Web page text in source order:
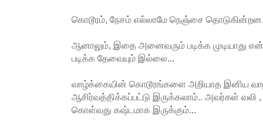
கொடூரம், நேசம் எல்லாமே நெஞ்சை
ஆனாலும், இதை அனைவரும் படிக்க முடியாது
படிக்க தேவையும் இல்லை...
வாழ்க்கையின் கொடூரங்களை அறியாத இனிய
ஆசிர்வத்திக்கப்பட்டு இருக்கலாம்.. அவர்கள் வலி ,
கொள்வது கஷ்டமாக இருக்கும்...